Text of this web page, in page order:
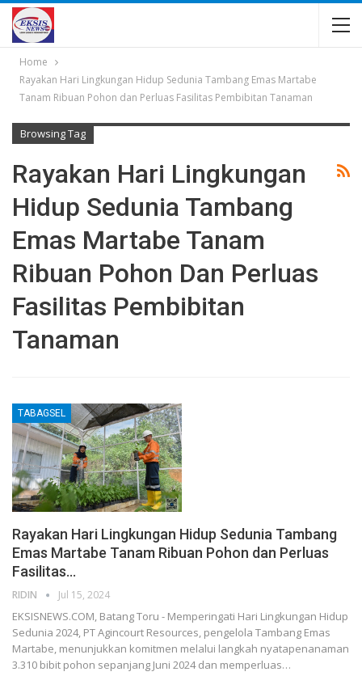
Home
Rayakan Hari Lingkungan Hidup Sedunia Tambang Emas Martabe
Tanam Ribuan Pohon dan Perluas Fasilitas Pembibitan Tanaman
Browsing Tag
Rayakan Hari Lingkungan
Hidup Sedunia Tambang
Emas Martabe Tanam
Ribuan Pohon Dan Perluas
Fasilitas Pembibitan
Tanaman
TABAGSEL
Rayakan Hari Lingkungan Hidup Sedunia Tambang
Emas Martabe Tanam Ribuan Pohon dan Perluas
Fasilitas…
RIDIN Jul 15, 2024
EKSISNEWS.COM, Batang Toru - Memperingati Hari Lingkungan Hidup
Sedunia 2024, PT Agincourt Resources, pengelola Tambang Emas
Martabe, menunjukkan komitmen melalui langkah nyatapenanaman
3.310 bibit pohon sepanjang Juni 2024 dan memperluas…